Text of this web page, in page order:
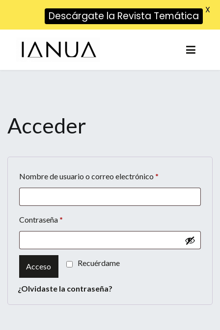
IANUA
Acceder
Nombre de usuario o correo electrónico *
Contraseña *
Recuérdame
Acceso
¿Olvidaste la contraseña?
Descárgate la Revista Temática X